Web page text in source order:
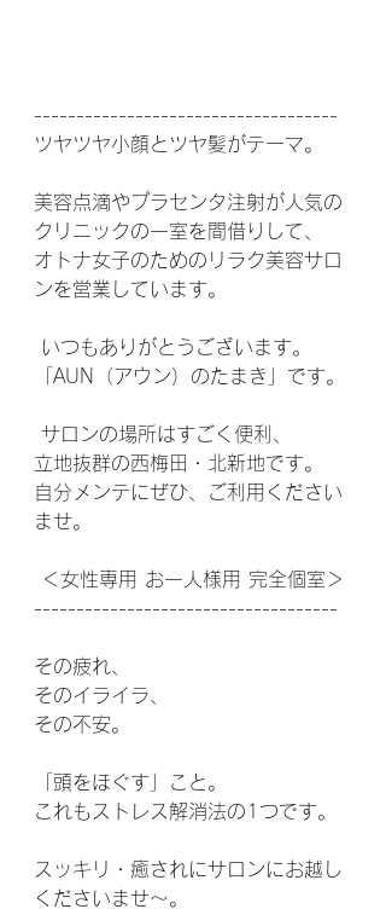
------------------------------------
ツヤツヤ小顔とツヤ髪がテーマ。
美容点滴やプラセンタ注射が人気の
クリニックの一室を間借りして、
オトナ女子のためのリラク美容サロ
ンを営業しています。
いつもありがとうございます。
「AUN（アウン）のたまき」です。
サロンの場所はすごく便利、
立地抜群の西梅田・北新地です。
自分メンテにぜひ、ご利用ください
ませ。
＜女性専用 お一人様用 完全個室＞
------------------------------------
その疲れ、
そのイライラ、
その不安。
「頭をほぐす」こと。
これもストレス解消法の1つです。
スッキリ・癒されにサロンにお越し
くださいませ～。